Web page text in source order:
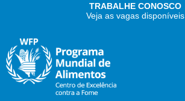
TRABALHE CONOSCO
Veja as vagas disponíveis